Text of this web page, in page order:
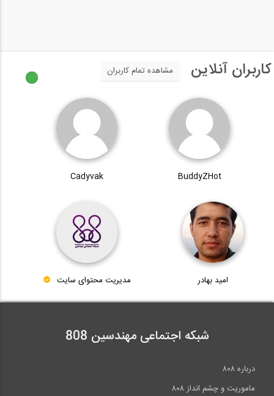
کاربران آنلاین مشاهده تمام کاربران
BuddyZHot
Cadyvak
امید بهادر مدیریت محتوای سایت
شبکه اجتماعی مهندسین 808
درباره ۸۰۸
ماموریت و چشم انداز ۸۰۸